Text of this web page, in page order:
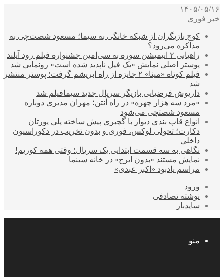
۱۴۰۵/۰۵/۱۶
خبر فوری
کوچ بازیگران از شبکه خانگی به سیما؛ مسعود شصت‌چی به
مذاکره می‌رود؟
راهیابی ۲ انیمیشن سوره به سی‌امین جشنواره فیلم رود آیلند
پوستر اصلی نمایش «یک فیل ناپدید شده است» رونمایی شد
فیلم کوتاه «مینا» ۲ جایزه از راه ابریشم گرفت؛ پوستر منتشر
شد
داریوش فرضیایی بازیگر سریال جدید سیمافیلم شد
«مرد سه هزار چهره» در راه آنتن؛ مهران مدیری دوباره
مسعود شصتچی می‌شود
انواع قاب بندی دیوار با گچبری پیش ساخته پلی یورتان
دکارت؛ تحولی لوکس، فوری و بدون تخریب در دکوراسیون
داخلی
نگاهی به سه قسمت ابتدایی یک سریال؛ وقتی همه کوریم!
نمایش مستند «بدون ایرج» در خانه سینما
مراسم یادبود «اکبر عبدی»
ورود
نوشته تصادفی
سایدبار
منو